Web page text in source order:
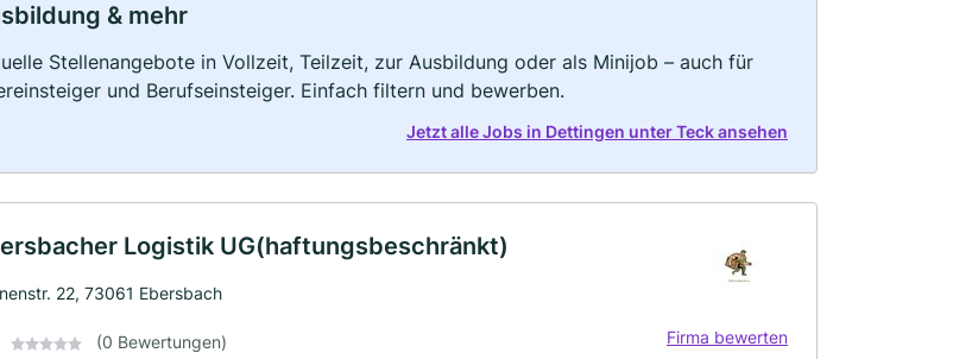
& mehr
Stellenangebote in Vollzeit, Teilzeit, zur Ausbildung oder als Minijob – auch für
und Berufseinsteiger. Einfach filtern und bewerben.
Jetzt alle Jobs in Dettingen unter Teck ansehen
Logistik UG(haftungsbeschränkt)
22, 73061 Ebersbach
(0 Bewertungen) Firma bewerten